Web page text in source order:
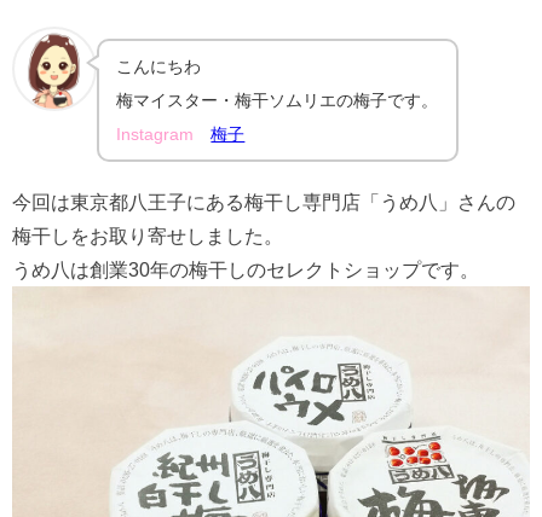
こんにちわ
梅マイスター・梅干ソムリエの梅子です。
Instagram
梅子
今回は東京都八王子にある梅干し専門店「うめ八」さんの
梅干しをお取り寄せしました。
うめ八は創業30年の梅干しのセレクトショップです。